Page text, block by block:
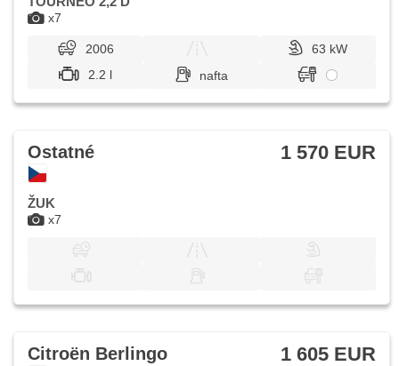
x7
2006
63 kW
2.2 l
nafta
x7
Ostatné 1 570 EUR
ŽUK
Citroën Berlingo 1 605 EUR